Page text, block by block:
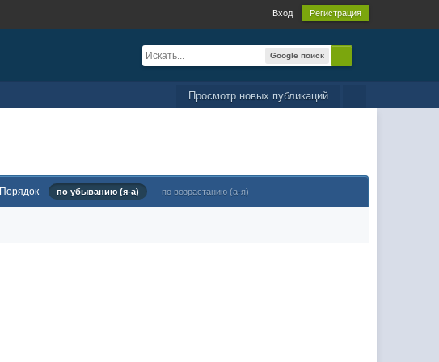
Вход Регистрация
Google поиск
Просмотр новых публикаций
Порядок по убыванию (я-а) по возрастанию (а-я)